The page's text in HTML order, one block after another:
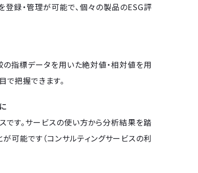
登録・管理が可能で、個々の製品のESG評
の指標データを用いた絶対値・相対値を用
把握できます。
です。サービスの使い方から分析結果を踏
可能です（コンサルティングサービスの利